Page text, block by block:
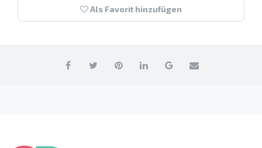
Als Favorit hinzufügen